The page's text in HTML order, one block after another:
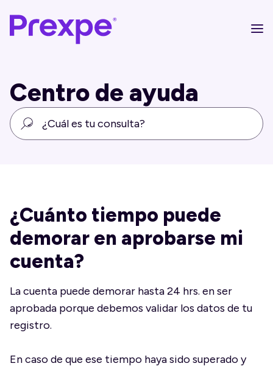
Centro de ayuda
¿Cuánto tiempo puede
demorar en aprobarse mi
cuenta?
La cuenta puede demorar hasta 24 hrs. en ser
aprobada porque debemos validar los datos de tu
registro.
En caso de que ese tiempo haya sido superado y